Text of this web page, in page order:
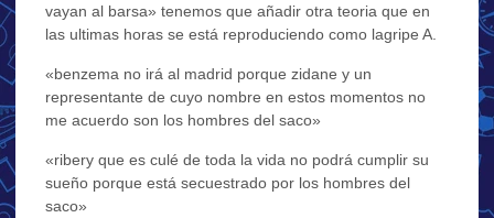
vayan al barsa» tenemos que añadir otra teoria que en
las ultimas horas se está reproduciendo como lagripe A.
«benzema no irá al madrid porque zidane y un
representante de cuyo nombre en estos momentos no
me acuerdo son los hombres del saco»
«ribery que es culé de toda la vida no podrá cumplir su
sueño porque está secuestrado por los hombres del
saco»